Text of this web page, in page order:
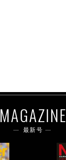
MAGAZINE
最新号